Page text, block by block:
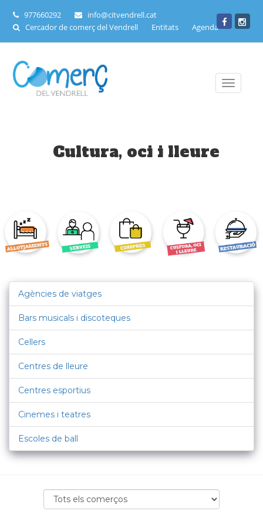
977660292
info@citvendrell.cat
Cercador de comerç del Vendrell
Entitats Agenda
Toggle
Cultura, oci i lleure
Agències de viatges
Bars musicals i discoteques
Cellers
Centres de lleure
Centres esportius
Cinemes i teatres
Escoles de ball